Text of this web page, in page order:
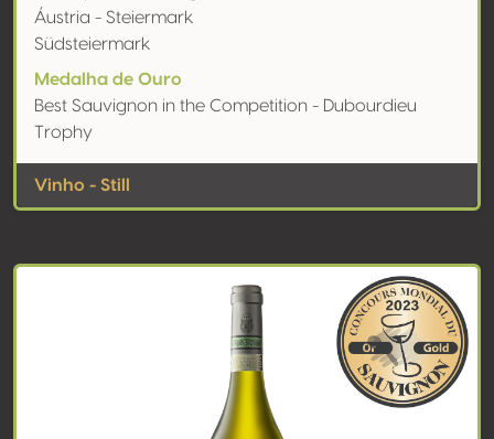
Áustria - Steiermark
Südsteiermark
Medalha de Ouro
Best Sauvignon in the Competition - Dubourdieu
Trophy
Vinho - Still